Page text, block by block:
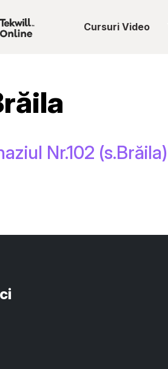
Cursuri Video
Nr.102 (s.Brăila)